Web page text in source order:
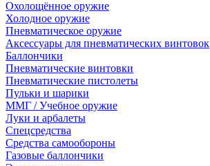
Охолощённое оружие
Холодное оружие
Пневматическое оружие
Аксессуары для пневматических винтовок
Баллончики
Пневматические винтовки
Пневматические пистолеты
Пульки и шарики
ММГ / Учебное оружие
Луки и арбалеты
Спецсредства
Средства самообороны
Газовые баллончики